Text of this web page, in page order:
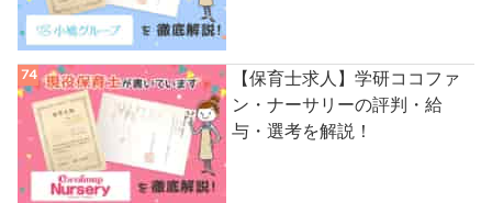
【保育士求人】学研ココファ
ン・ナーサリーの評判・給
与・選考を解説！